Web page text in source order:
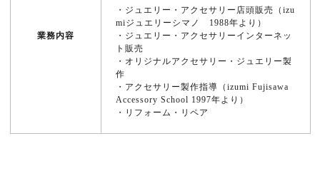
業務内容
・ジュエリー・アクセサリー店頭販売（izu
miジュエリーシマノ 1988年より）
・ジュエリー・アクセサリーインターネッ
ト販売
・オリジナルアクセサリー・ジュエリー製
作
・アクセサリー製作指導（izumi Fujisawa
Accessory School 1997年より）
・リフォーム・リペア